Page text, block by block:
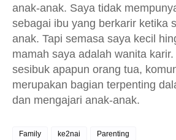
anak-anak. Saya tidak
sebagai ibu yang berkarir ketika
anak. Tapi semasa saya kecil
mamah saya adalah wanita
sesibuk apapun orang tua,
merupakan bagian terpenting
dan mengajari anak-anak.
Family ke2nai Parenting